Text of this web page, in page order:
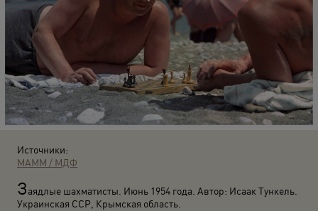
Источники:
МАММ / МДФ
Заядлые шахматисты. Июнь 1954 года. Автор: Исаак Тункель.
Украинская ССР, Крымская область.